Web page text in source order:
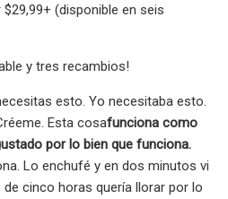
(disponible en seis
y tres recambios!
esto. Yo necesitaba esto.
Esta cosafunciona como
por lo bien que funciona.
Lo enchufé y en dos minutos vi
cinco horas quería llorar por lo